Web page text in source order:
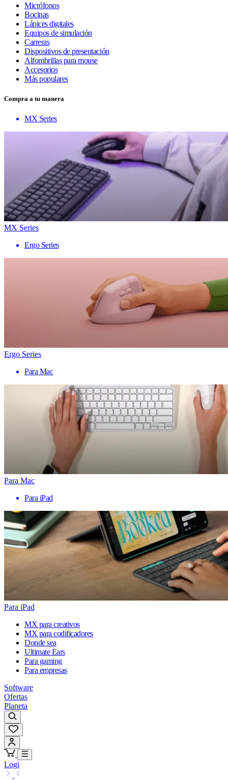
Micrófonos
Bocinas
Lápices digitales
Equipos de simulación
Carreras
Dispositivos de presentación
Alfombrillas para mouse
Accesorios
Más populares
Compra a tu manera
MX Series
MX Series
Ergo Series
Ergo Series
Para Mac
Para Mac
Para iPad
Para iPad
MX para creativos
MX para codificadores
Donde sea
Ultimate Ears
Para gaming
Para empresas
Software
Ofertas
Planeta
Logi